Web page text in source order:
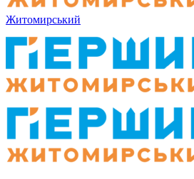
Житомирський